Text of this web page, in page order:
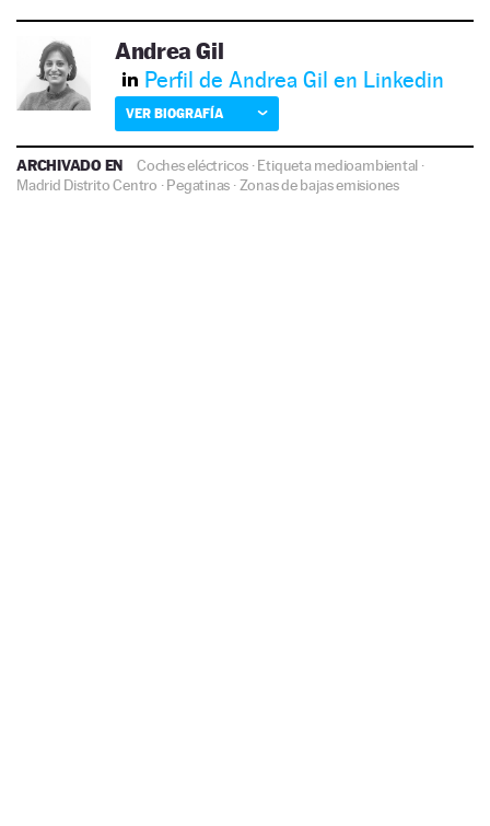
Andrea Gil
Perfil de Andrea Gil en Linkedin
VER BIOGRAFÍA
ARCHIVADO EN Coches eléctricos ·Etiqueta medioambiental ·
Madrid Distrito Centro ·Pegatinas ·Zonas de bajas emisiones